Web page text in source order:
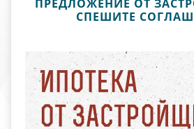
ПРЕДЛОЖЕНИЕ ОТ
СПЕШИТЕ